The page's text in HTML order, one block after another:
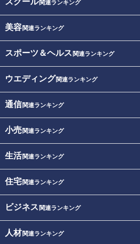
関連ランキング
美容関連ランキング
スポーツ＆ヘルス 関連ランキング
ウエディング関連ランキング
通信関連ランキング
小売関連ランキング
生活関連ランキング
住宅関連ランキング
ビジネス 関連ランキング
人材関連ランキング